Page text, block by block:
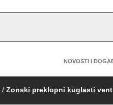
NOVOSTI I
/ Zonski preklopni kuglasti